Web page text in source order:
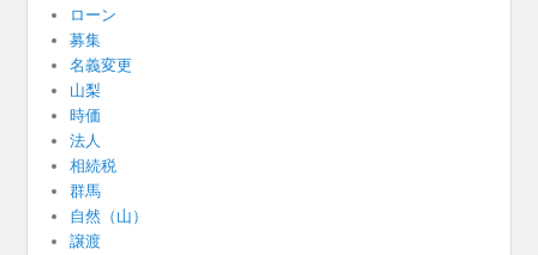
ローン
募集
名義変更
山梨
時価
法人
相続税
群馬
自然（山）
譲渡